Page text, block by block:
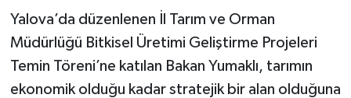
Yalova’da düzenlenen İl Tarım ve Orman
Müdürlüğü Bitkisel Üretimi Geliştirme Projeleri
Temin Töreni’ne katılan Bakan Yumaklı, tarımın
ekonomik olduğu kadar stratejik bir alan olduğuna